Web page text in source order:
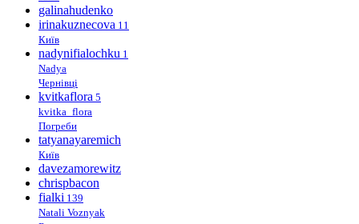
galinahudenko
irinakuznecova 11
Київ
nadynifialochku 1
Nadya
Чернівці
kvitkaflora 5
kvitka_flora
Погреби
tatyanayaremich
Київ
davezamorewitz
chrispbacon
fialki 139
Natali Voznyak